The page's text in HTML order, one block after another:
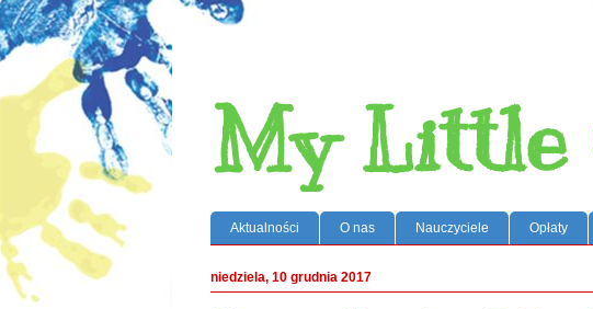
My Little
Aktualności O nas Nauczyciele Opłaty
niedziela, 10 grudnia 2017